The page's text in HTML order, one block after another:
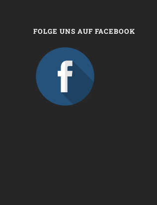
FOLGE UNS AUF FACEBOOK